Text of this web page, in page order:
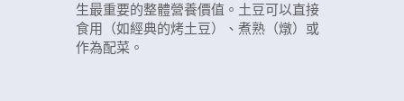
生最重要的整體營養價值。土豆可以直接
食用（如經典的烤土豆）、煮熟（燉）或
作為配菜。